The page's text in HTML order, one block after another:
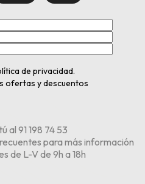
de privacidad.
ofertas y descuentos
al91 198 74 53
para más información
de L-V de 9h a 18h